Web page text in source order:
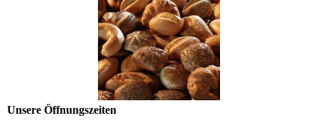
Unsere Öffnungszeiten